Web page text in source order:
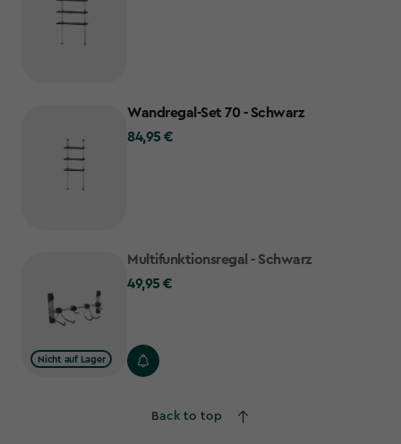
Wandregal-Set 70 - Schwarz
84,95
84,95 €
Nicht auf Lager
Multifunktionsregal - Schwarz
49,95
49,95 €
Back to top